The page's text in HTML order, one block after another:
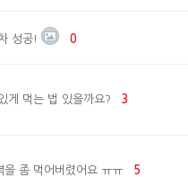
성공! 0
게 먹는 법 있을까요? 3
좀 먹어버렸어요 ㅠㅠ 5